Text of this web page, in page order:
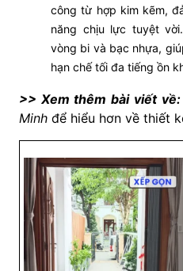
công từ hợp kim kẽm,
năng chịu lực tuyệt
vòng bi và bạc nhựa,
hạn chế tối đa tiếng ồn
>> Xem thêm bài viết về:
Minh để hiểu hơn về thiết